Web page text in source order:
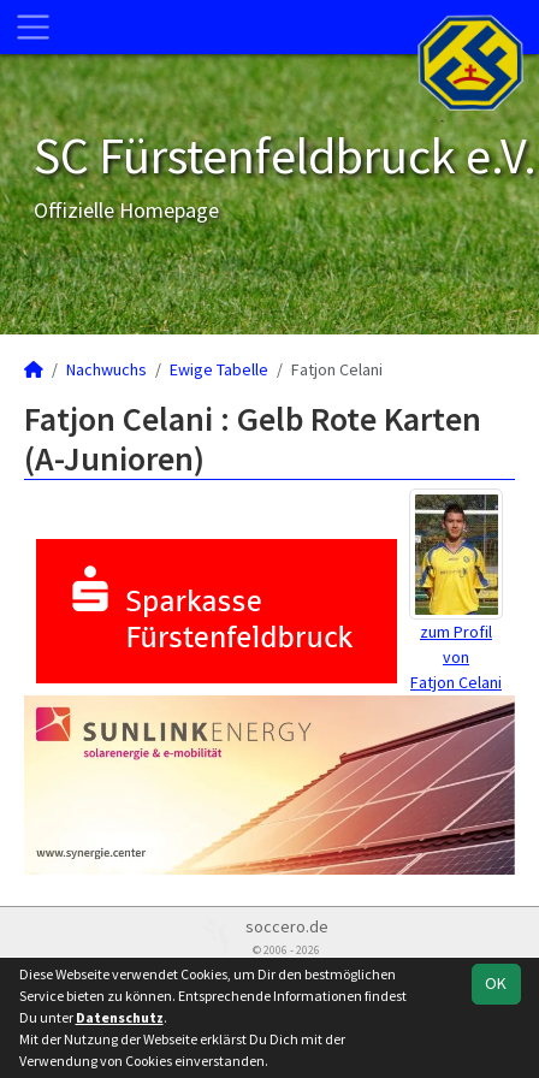
SC Fürstenfeldbruck e.V.
Offizielle Homepage
Nachwuchs Ewige Tabelle Fatjon Celani
Fatjon Celani : Gelb Rote Karten
(A-Junioren)
zum Profil
von
Fatjon Celani
soccero.de
© 2006 - 2026
Besucherstatistik Kontakt Impressum Datenschutz OK
Diese Webseite verwendet Cookies, um Dir den bestmöglichen
Service bieten zu können. Entsprechende Informationen findest
Du unter Datenschutz.
Mit der Nutzung der Webseite erklärst Du Dich mit der
Verwendung von Cookies einverstanden.